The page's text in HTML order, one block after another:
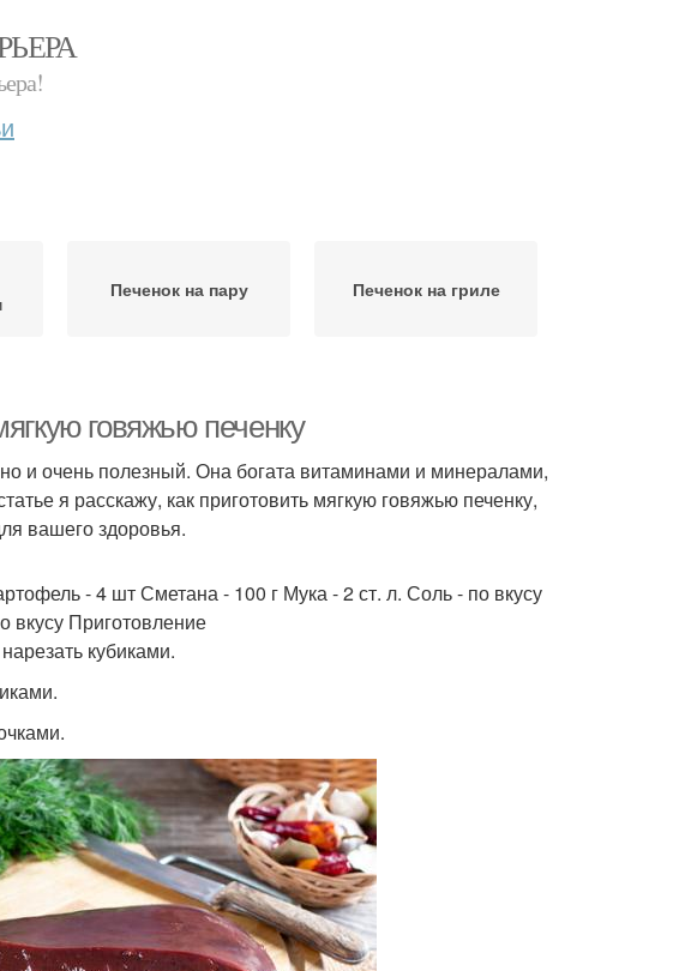
Печенок на пару Печенок на гриле
говяжью печенку
и очень полезный. Она богата витаминами и минералами,
я расскажу, как приготовить мягкую говяжью печенку,
вашего здоровья.
- 4 шт Сметана - 100 г Мука - 2 ст. л. Соль - по вкусу
вкусу Приготовление
кубиками.